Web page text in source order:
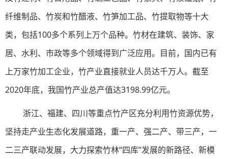
纤维制品、竹炭和竹醋液、竹笋加工品、竹提取物等十大
类，包括100多个系列上万个品种。竹材在建筑、装饰、家
居、水利、市政等多个领域得到广泛应用。目前，国内已有
上万家竹加工企业，竹产业直接就业人员达千万人。截至
2020年底，我国竹产业总产值达3198.99亿元。
浙江、福建、四川等重点竹产区充分利用竹资源优势，
坚持走产业生态化发展道路，重一产、强二产、带三产，一
二三产联动发展，大力探索竹林“四库”发展的新路径、新模